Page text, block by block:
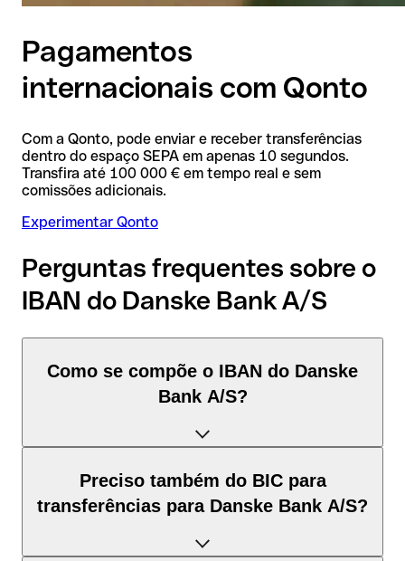
Pagamentos
internacionais com Qonto
Com a Qonto, pode enviar e receber transferências
dentro do espaço SEPA em apenas 10 segundos.
Transfira até 100 000 € em tempo real e sem
comissões adicionais.
Experimentar Qonto
Perguntas frequentes sobre o
IBAN do Danske Bank A/S
Como se compõe o IBAN do Danske
Bank A/S?
composto por três elementos:
Código de país (posição 1–2): Noruega identifica Noruega
Preciso também do BIC para
transferências para Danske Bank A/S?